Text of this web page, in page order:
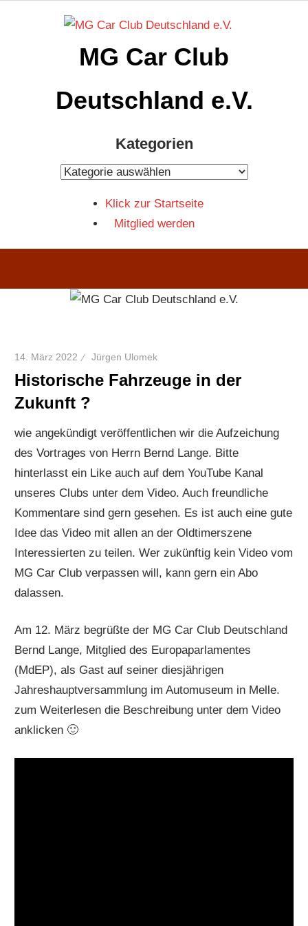
MG Car Club
Deutschland e.V.
Kategorien
Kategorien
Klick zur Startseite
Mitglied werden
14. März 2022 Jürgen Ulomek
Historische Fahrzeuge in der
Zukunft ?
wie angekündigt veröffentlichen wir die Aufzeichung
des Vortrages von Herrn Bernd Lange. Bitte
hinterlasst ein Like auch auf dem YouTube Kanal
unseres Clubs unter dem Video. Auch freundliche
Kommentare sind gern gesehen. Es ist auch eine gute
Idee das Video mit allen an der Oldtimerszene
Interessierten zu teilen. Wer zukünftig kein Video vom
MG Car Club verpassen will, kann gern ein Abo
dalassen.
Am 12. März begrüßte der MG Car Club Deutschland
Bernd Lange, Mitglied des Europaparlamentes
(MdEP), als Gast auf seiner diesjährigen
Jahreshauptversammlung im Automuseum in Melle.
zum Weiterlesen die Beschreibung unter dem Video
anklicken 🙂